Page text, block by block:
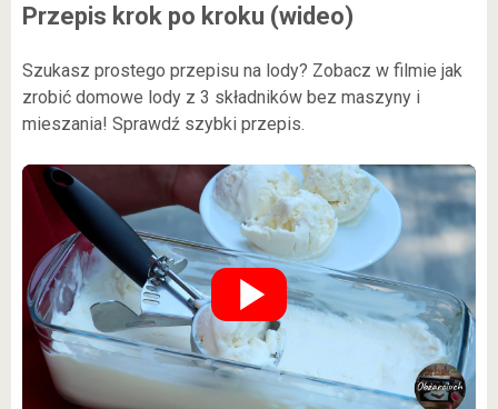
Przepis krok po kroku (wideo)
Szukasz prostego przepisu na lody? Zobacz w filmie jak
zrobić domowe lody z 3 składników bez maszyny i
mieszania! Sprawdź szybki przepis.